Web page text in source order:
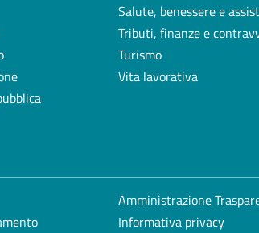
Salute, benessere e
Tributi, finanze e
Turismo
Vita lavorativa
Amministrazione
Informativa privacy